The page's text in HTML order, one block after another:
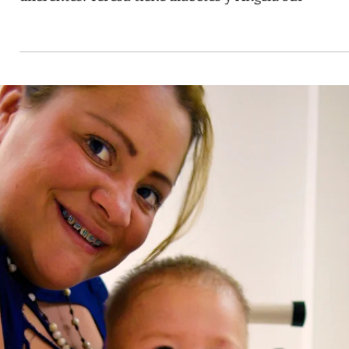
perdieron una de sus piernas, pero por causas